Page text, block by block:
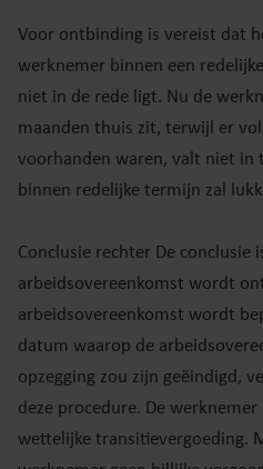
Voor ontbinding is vereist dat
werknemer binnen een
niet in de rede ligt. Nu de
maanden thuis zit, terwijl er
voorhanden waren, valt niet in
binnen redelijke termijn zal
Conclusie rechter De conclusie
arbeidsovereenkomst wordt
arbeidsovereenkomst wordt
datum waarop de
opzegging zou zijn geëindigd,
deze procedure. De
wettelijke transitievergoeding.